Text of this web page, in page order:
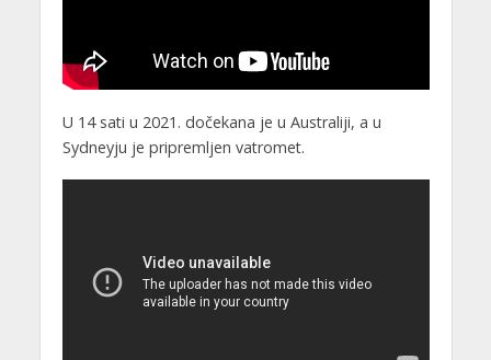
U 14 sati u 2021. dočekana je u Australiji, a u
Sydneyju je pripremljen vatromet.